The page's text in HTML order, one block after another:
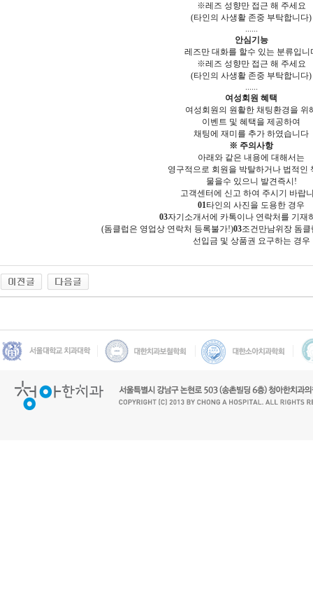
※레즈 성향만 접근 해 주세요
(타인의 사생활 존중 부탁합니다)
......
안심기능
레즈만 대화를 할수 있는 분류입니
※레즈 성향만 접근 해 주세요
(타인의 사생활 존중 부탁합니다)
......
여성회원 혜택
여성회원의 원활한 채팅환경을 위
이벤트 및 혜택을 제공하여
채팅에 재미를 추가 하였습니다
※ 주의사항
아래와 같은 내용에 대해서는
영구적으로 회원을 박탈하거나 법적인
물을수 있으니 발견즉시!
고객센터에 신고 하여 주시기 바랍
01타인의 사진을 도용한 경우
03자기소개서에 카톡이나 연락처를 기재
(돔클럽은 영업상 연락처 등록불가!)03조건만남위장 돔
선입금 및 상품권 요구하는 경우